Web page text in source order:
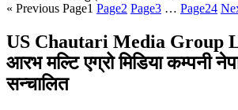
« Previous Page1 Page2 Page3 … Page24
US Chautari Media Group
आरभ मल्टि एग्रो मिडिया कम्पनी
सन्चालित